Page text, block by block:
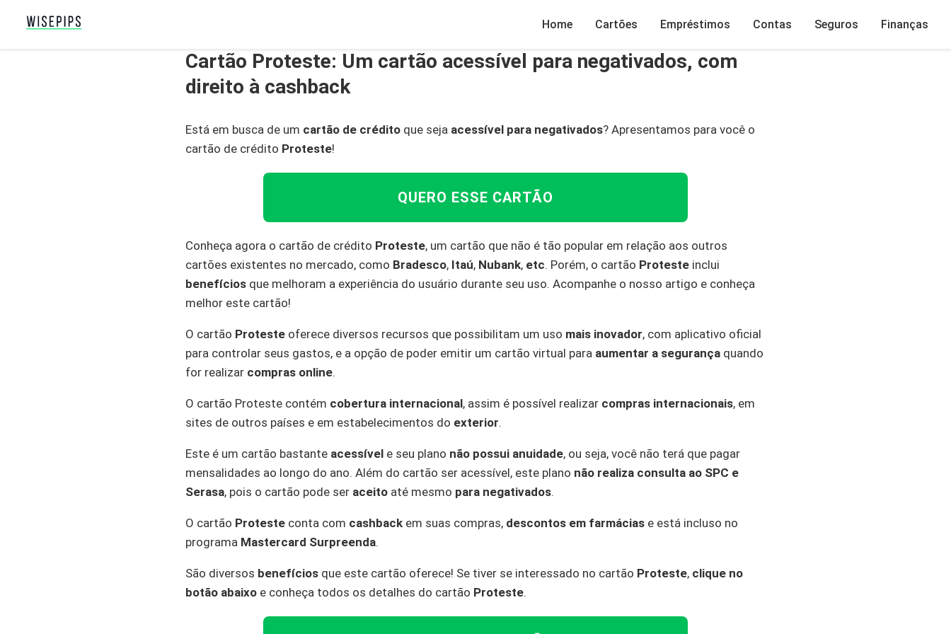
Home Cartões Empréstimos Contas Seguros Finanças
Cartão Proteste: Um cartão acessível para negativados, com
direito à cashback
Está em busca de um cartão de crédito que seja acessível para negativados? Apresentamos para você o
cartão de crédito Proteste!
QUERO ESSE CARTÃO
Conheça agora o cartão de crédito Proteste, um cartão que não é tão popular em relação aos outros
cartões existentes no mercado, como Bradesco, Itaú, Nubank, etc. Porém, o cartão Proteste inclui
benefícios que melhoram a experiência do usuário durante seu uso. Acompanhe o nosso artigo e conheça
melhor este cartão!
O cartão Proteste oferece diversos recursos que possibilitam um uso mais inovador, com aplicativo oficial
para controlar seus gastos, e a opção de poder emitir um cartão virtual para aumentar a segurança quando
for realizar compras online.
O cartão Proteste contém cobertura internacional, assim é possível realizar compras internacionais, em
sites de outros países e em estabelecimentos do exterior.
Este é um cartão bastante acessível e seu plano não possui anuidade, ou seja, você não terá que pagar
mensalidades ao longo do ano. Além do cartão ser acessível, este plano não realiza consulta ao SPC e
Serasa, pois o cartão pode ser aceito até mesmo para negativados.
O cartão Proteste conta com cashback em suas compras, descontos em farmácias e está incluso no
programa Mastercard Surpreenda.
São diversos benefícios que este cartão oferece! Se tiver se interessado no cartão Proteste, clique no
botão abaixo e conheça todos os detalhes do cartão Proteste.